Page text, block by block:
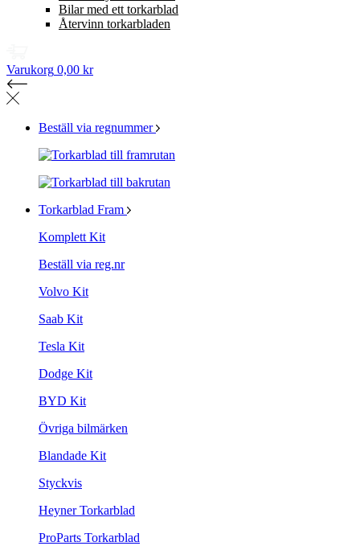
Bilar med ett torkarblad
Återvinn torkarbladen
Varukorg 0,00 kr
Beställ via regnummer
Torkarblad Fram
Komplett Kit
Beställ via reg.nr
Volvo Kit
Saab Kit
Tesla Kit
Dodge Kit
BYD Kit
Övriga bilmärken
Blandade Kit
Styckvis
Heyner Torkarblad
ProParts Torkarblad